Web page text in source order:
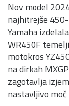
Nov model
najhitrejše
Yamaha
WR450F
motokros
na dirkah
zagotavlja
nastavljivo